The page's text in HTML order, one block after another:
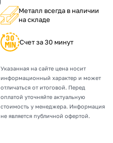
Металл всегда в наличии
на складе
Счет за 30 минут
Указанная на сайте цена носит
информационный характер и может
отличаться от итоговой. Перед
оплатой уточняйте актуальную
стоимость у менеджера. Информация
не является публичной офертой.